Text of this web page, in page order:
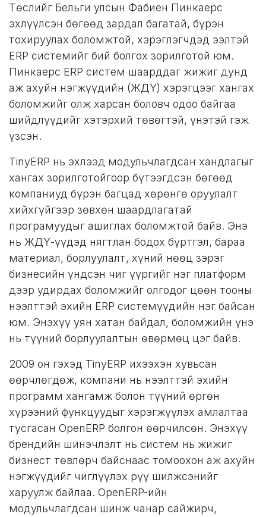
Төслийг Бельги улсын Фабиен Пинкаерс
эхлүүлсэн бөгөөд зардал багатай, бүрэн
тохируулах боломжтой, хэрэглэгчдэд ээлтэй
ERP системийг бий болгох зорилготой юм.
Пинкаерс ERP систем шаарддаг жижиг дунд
аж ахуйн нэгжүүдийн (ЖДҮ) хэрэгцээг хангах
боломжийг олж харсан боловч одоо байгаа
шийдлүүдийг хэтэрхий төвөгтэй, үнэтэй гэж
үзсэн.
TinyERP нь эхлээд модульчлагдсан хандлагыг
хангах зорилготойгоор бүтээгдсэн бөгөөд
компаниуд бүрэн багцад хөрөнгө оруулалт
хийхгүйгээр зөвхөн шаардлагатай
програмуудыг ашиглах боломжтой байв. Энэ
нь ЖДҮ-үүдэд нягтлан бодох бүртгэл, бараа
материал, борлуулалт, хүний ​​нөөц зэрэг
бизнесийн үндсэн чиг үүргийг нэг платформ
дээр удирдах боломжийг олгодог цөөн тооны
нээлттэй эхийн ERP системүүдийн нэг байсан
юм. Энэхүү уян хатан байдал, боломжийн үнэ
нь түүний борлуулалтын өвөрмөц цэг байв.
2009 он гэхэд TinyERP ихээхэн хувьсан
өөрчлөгдөж, компани нь нээлттэй эхийн
программ хангамж болон түүний өргөн
хүрээний функцуудыг хэрэгжүүлэх амлалтаа
тусгасан OpenERP болгон өөрчилсөн. Энэхүү
брендийн шинэчлэлт нь систем нь жижиг
бизнест төвлөрч байснаас томоохон аж ахуйн
нэгжүүдийг чиглүүлэх рүү шилжсэнийг
харуулж байлаа. OpenERP-ийн
модульчлагдсан шинж чанар сайжирч,